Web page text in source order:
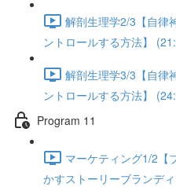
解剖生理学2/3【自律
ントロールする方法】
解剖生理学3/3【自律
ントロールする方法】
Program 11
マーケティング1/2【
かすストーリーブランデ